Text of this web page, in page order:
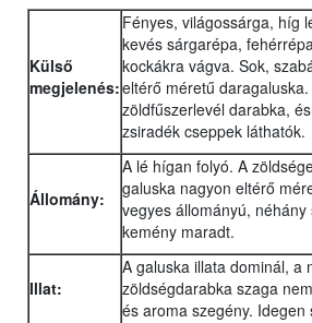
Külső
megjelenés:
Fényes, világossárga, híg
kevés sárgarépa,
kockákra vágva. Sok,
eltérő méretű
zöldfűszerlevél darabka,
zsiradék cseppek láthatók.
Állomány:
A lé hígan folyó. A
galuska nagyon eltérő
vegyes állományú,
kemény maradt.
Illat:
A galuska illata dominál, a
zöldségdarabka szaga
és aroma szegény. Idegen